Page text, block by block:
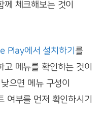
체크해보는 것이
Play에서 설치하기 를
메뉴를 확인하는 것이
으면 메뉴 구성이
여부를 먼저 확인하시기